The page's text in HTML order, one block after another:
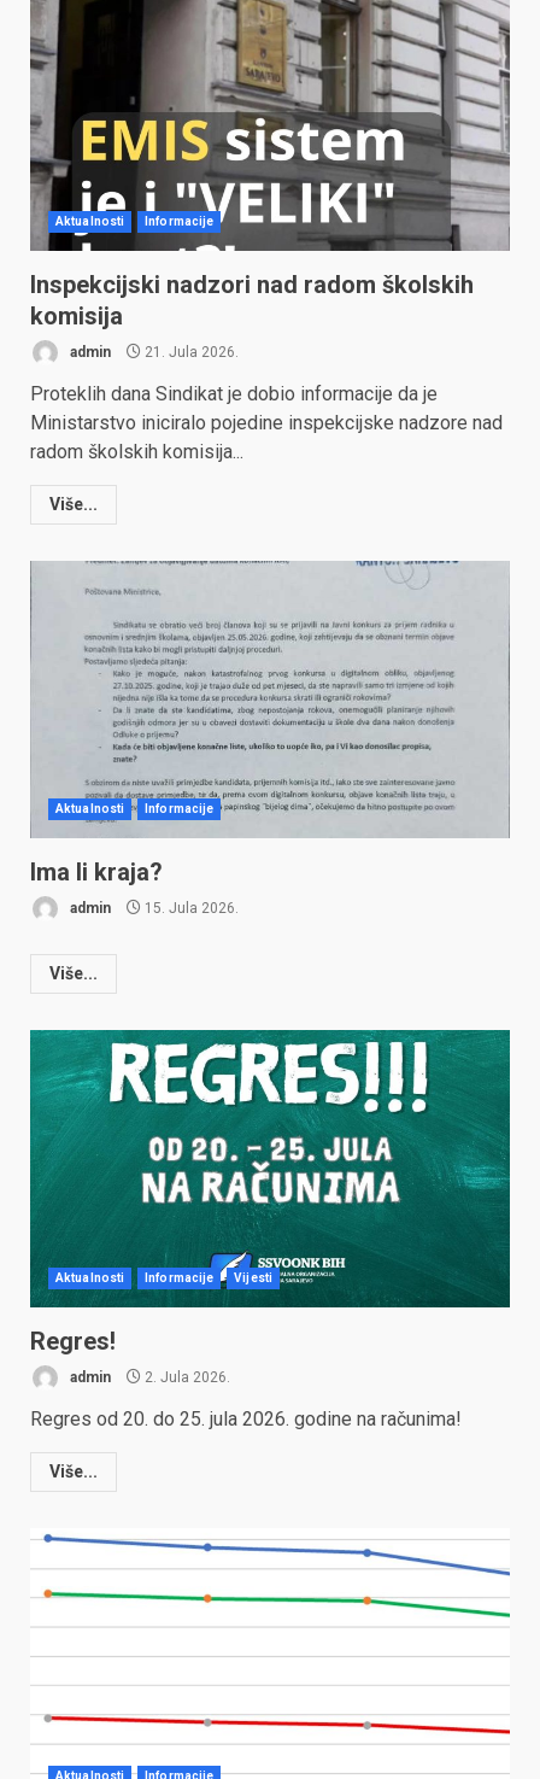
Aktualnosti Informacije
Inspekcijski nadzori nad radom školskih
komisija
admin 21. Jula 2026.
Proteklih dana Sindikat je dobio informacije da je
Ministarstvo iniciralo pojedine inspekcijske nadzore nad
radom školskih komisija...
Više...
Aktualnosti Informacije
Ima li kraja?
admin 15. Jula 2026.
Više...
Aktualnosti Informacije Vijesti
Regres!
admin 2. Jula 2026.
Regres od 20. do 25. jula 2026. godine na računima!
Više...
Aktualnosti Informacije